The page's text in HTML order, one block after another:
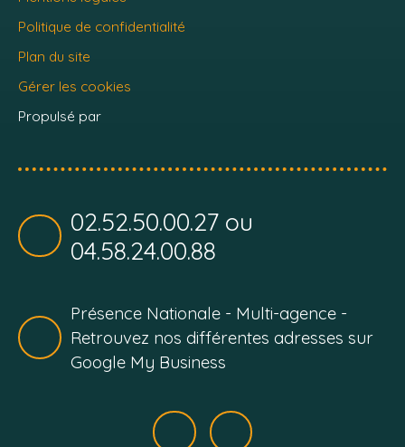
Politique de confidentialité
Plan du site
Gérer les cookies
Propulsé par
02.52.50.00.27 ou
04.58.24.00.88
Présence Nationale - Multi-agence -
Retrouvez nos différentes adresses sur
Google My Business